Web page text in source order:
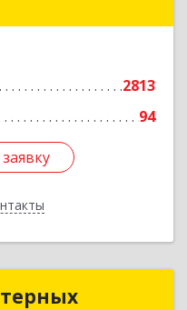
2813
94